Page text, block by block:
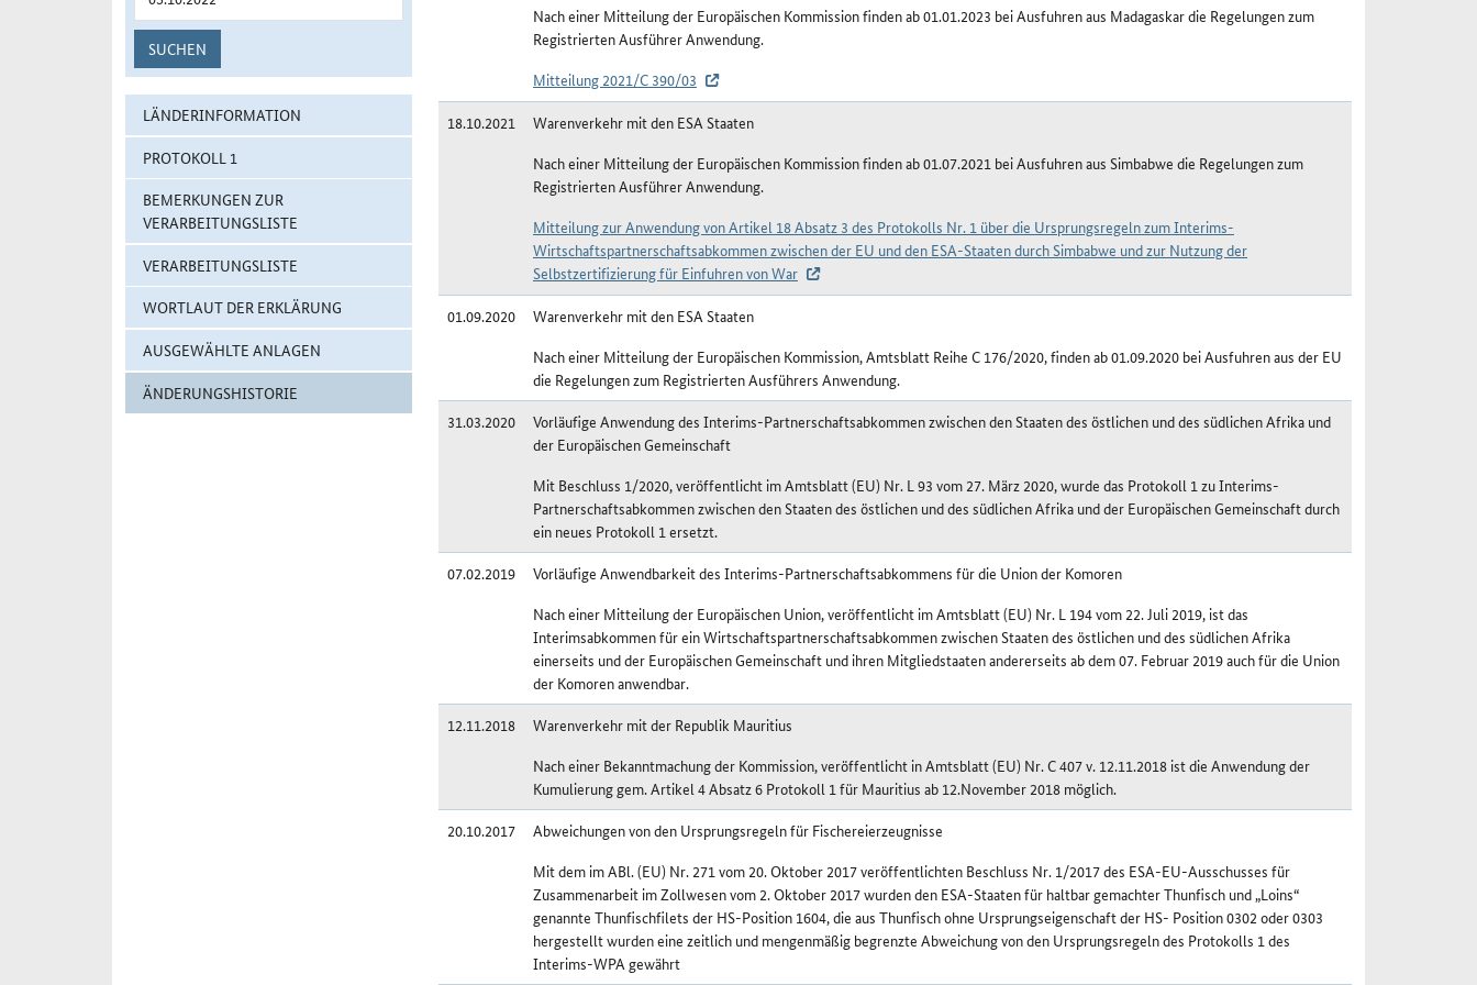
SUCHEN
LÄNDERINFORMATION
PROTOKOLL 1
BEMERKUNGEN ZUR
VERARBEITUNGSLISTE
VERARBEITUNGSLISTE
WORTLAUT DER ERKLÄRUNG
AUSGEWÄHLTE ANLAGEN
ÄNDERUNGSHISTORIE
Nach einer Mitteilung der Europäischen Kommission finden ab 01.01.2023 bei Ausfuhren aus Madagaskar die Regelungen zum
Registrierten Ausführer Anwendung.
Mitteilung 2021/C 390/03
18.10.2021
Warenverkehr mit den ESA Staaten
Nach einer Mitteilung der Europäischen Kommission finden ab 01.07.2021 bei Ausfuhren aus Simbabwe die Regelungen zum
Registrierten Ausführer Anwendung.
Mitteilung zur Anwendung von Artikel 18 Absatz 3 des Protokolls Nr. 1 über die Ursprungsregeln zum Interims-
Wirtschaftspartnerschaftsabkommen zwischen der EU und den ESA-Staaten durch Simbabwe und zur Nutzung der
Selbstzertifizierung für Einfuhren von War
01.09.2020
Warenverkehr mit den ESA Staaten
Nach einer Mitteilung der Europäischen Kommission, Amtsblatt Reihe C 176/2020, finden ab 01.09.2020 bei Ausfuhren aus der EU
die Regelungen zum Registrierten Ausführers Anwendung.
31.03.2020
Vorläufige Anwendung des Interims-Partnerschaftsabkommen zwischen den Staaten des östlichen und des südlichen Afrika und
der Europäischen Gemeinschaft
Mit Beschluss 1/2020, veröffentlicht im Amtsblatt (EU) Nr. L 93 vom 27. März 2020, wurde das Protokoll 1 zu Interims-
Partnerschaftsabkommen zwischen den Staaten des östlichen und des südlichen Afrika und der Europäischen Gemeinschaft durch
ein neues Protokoll 1 ersetzt.
07.02.2019
Vorläufige Anwendbarkeit des Interims-Partnerschaftsabkommens für die Union der Komoren
Nach einer Mitteilung der Europäischen Union, veröffentlicht im Amtsblatt (EU) Nr. L 194 vom 22. Juli 2019, ist das
Interimsabkommen für ein Wirtschaftspartnerschaftsabkommen zwischen Staaten des östlichen und des südlichen Afrika
einerseits und der Europäischen Gemeinschaft und ihren Mitgliedstaaten andererseits ab dem 07. Februar 2019 auch für die Union
der Komoren anwendbar.
12.11.2018
Warenverkehr mit der Republik Mauritius
Nach einer Bekanntmachung der Kommission, veröffentlicht in Amtsblatt (EU) Nr. C 407 v. 12.11.2018 ist die Anwendung der
Kumulierung gem. Artikel 4 Absatz 6 Protokoll 1 für Mauritius ab 12.November 2018 möglich.
20.10.2017
Abweichungen von den Ursprungsregeln für Fischereierzeugnisse
Mit dem im ABl. (EU) Nr. 271 vom 20. Oktober 2017 veröffentlichten Beschluss Nr. 1/2017 des ESA-EU-Ausschusses für
Zusammenarbeit im Zollwesen vom 2. Oktober 2017 wurden den ESA-Staaten für haltbar gemachter Thunfisch und „Loins“
genannte Thunfischfilets der HS-Position 1604, die aus Thunfisch ohne Ursprungseigenschaft der HS- Position 0302 oder 0303
hergestellt wurden eine zeitlich und mengenmäßig begrenzte Abweichung von den Ursprungsregeln des Protokolls 1 des
Interims-WPA gewährt